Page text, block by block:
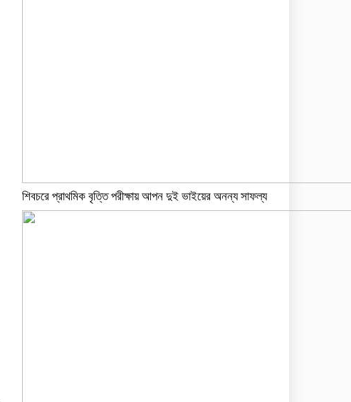
শিবচরে প্রাথমিক বৃত্তি পরীক্ষায় আপন দুই ভাইয়ের অনন্য সাফল্য